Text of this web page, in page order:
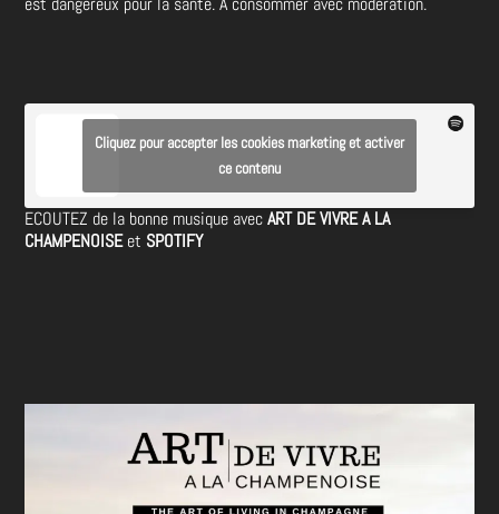
Cliquez pour accepter les cookies marketing et activer
ce contenu
ECOUTEZ de la bonne musique avecART DE VIVRE A LA
CHAMPENOISEet SPOTIFY